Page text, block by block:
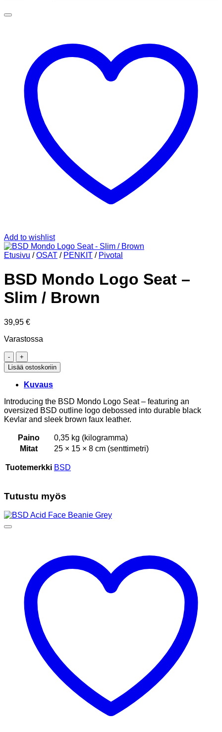
Add to wishlist
Etusivu / OSAT / PENKIT / Pivotal
BSD Mondo Logo Seat –
Slim / Brown
39,95 €
Varastossa
BSD
Mondo
Logo
Seat
Slim
/
Brown
Lisää ostoskoriin
Kuvaus
Introducing the BSD Mondo Logo Seat – featuring an
oversized BSD outline logo debossed into durable black
Kevlar and sleek brown faux leather.
Paino
0,35 kg (kilogramma)
Mitat
25 × 15 × 8 cm (senttimetri)
Tuotemerkki BSD
Tutustu myös